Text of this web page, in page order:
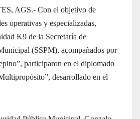
AGS.- Con el objetivo de
operativas y especializadas,
K9 de la Secretaría de
(SSPM), acompañados por
participaron en el diplomado
desarrollado en el